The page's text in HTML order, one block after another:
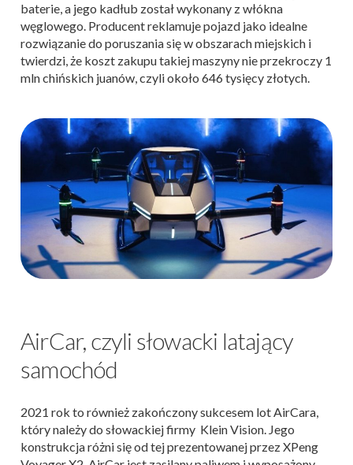
baterie, a jego kadłub został wykonany z włókna
węglowego. Producent reklamuje pojazd jako idealne
rozwiązanie do poruszania się w obszarach miejskich i
twierdzi, że koszt zakupu takiej maszyny nie przekroczy 1
mln chińskich juanów, czyli około 646 tysięcy złotych.
AirCar, czyli słowacki latający
samochód
2021 rok to również zakończony sukcesem lot AirCara,
który należy do słowackiej firmy Klein Vision. Jego
konstrukcja różni się od tej prezentowanej przez XPeng